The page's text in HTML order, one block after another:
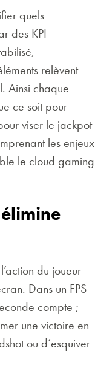
quels
des KPI
relèvent
Ainsi chaque
ce soit pour
viser le jackpot
les enjeux
le cloud gaming
du joueur
Dans un FPS
compte ;
une victoire en
ou d’esquiver